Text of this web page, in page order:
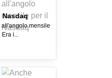
Nasdaq
all'angolo mensile
Era i...